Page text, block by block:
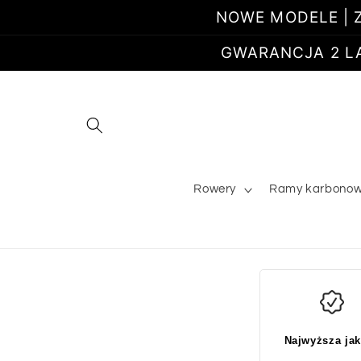
NOWE MODELE
GWARANCJA 2
Rowery Ramy
Najwyższa